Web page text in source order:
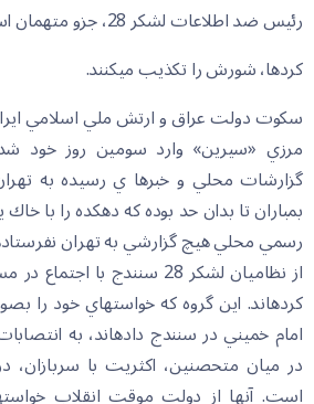
رئيس ضد اطلاعات لشكر 28، جزو متهمان است.(كيهان8/12/1357)
كردها، شورش را تكذيب مي‏كنند.
سكوت دولت عراق و ارتش ملي اسلامي
مرزي «سيرين» وارد سومين روز خود
گزارشات محلي و خبرها ي رسيده به
بمباران تا بدان حد بوده كه دهكده را با
رسمي محلي هيچ گزارشي به تهران
از نظاميان لشكر 28 سنندج
كرده‏اند. اين گروه كه خواستهاي خود را
امام خميني در سنندج داده‏اند، به
در ميان متحصنين، اكثريت با سربازان،
است. آنها از دولت موقت انقلاب